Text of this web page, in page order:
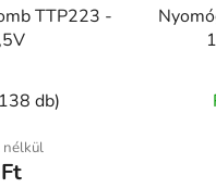
TTP223 -
db)
nélkül